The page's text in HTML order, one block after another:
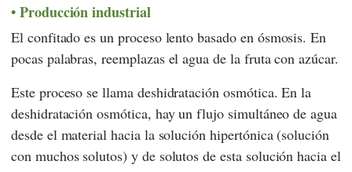
Producción industrial
El confitado es un proceso lento basado en ósmosis. En
pocas palabras, reemplazas el agua de la fruta con azúcar.
Este proceso se llama deshidratación osmótica. En la
deshidratación osmótica, hay un flujo simultáneo de agua
desde el material hacia la solución hipertónica (solución
con muchos solutos) y de solutos de esta solución hacia el